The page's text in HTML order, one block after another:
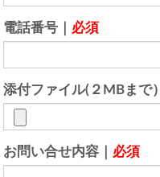
電話番号｜ 必須
添付ファイル(２MBまで）
お問い合せ内容｜ 必須